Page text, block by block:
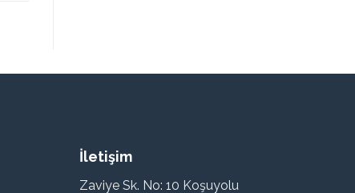
İletişim
Zaviye Sk. No: 10 Koşuyolu